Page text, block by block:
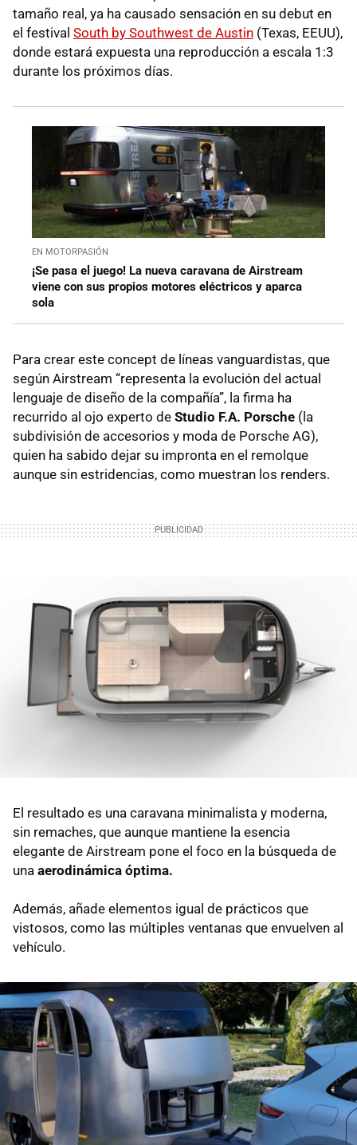
tamaño real, ya ha causado sensación en su debut en
el festival South by Southwest de Austin (Texas, EEUU),
donde estará expuesta una reproducción a escala 1:3
durante los próximos días.
EN MOTORPASIÓN
¡Se pasa el juego! La nueva caravana de Airstream
viene con sus propios motores eléctricos y aparca
sola
Para crear este concept de líneas vanguardistas, que
según Airstream “representa la evolución del actual
lenguaje de diseño de la compañía”, la firma ha
recurrido al ojo experto de Studio F.A. Porsche (la
subdivisión de accesorios y moda de Porsche AG),
quien ha sabido dejar su impronta en el remolque
aunque sin estridencias, como muestran los renders.
El resultado es una caravana minimalista y moderna,
sin remaches, que aunque mantiene la esencia
elegante de Airstream pone el foco en la búsqueda de
una aerodinámica óptima.
Además, añade elementos igual de prácticos que
vistosos, como las múltiples ventanas que envuelven al
vehículo.